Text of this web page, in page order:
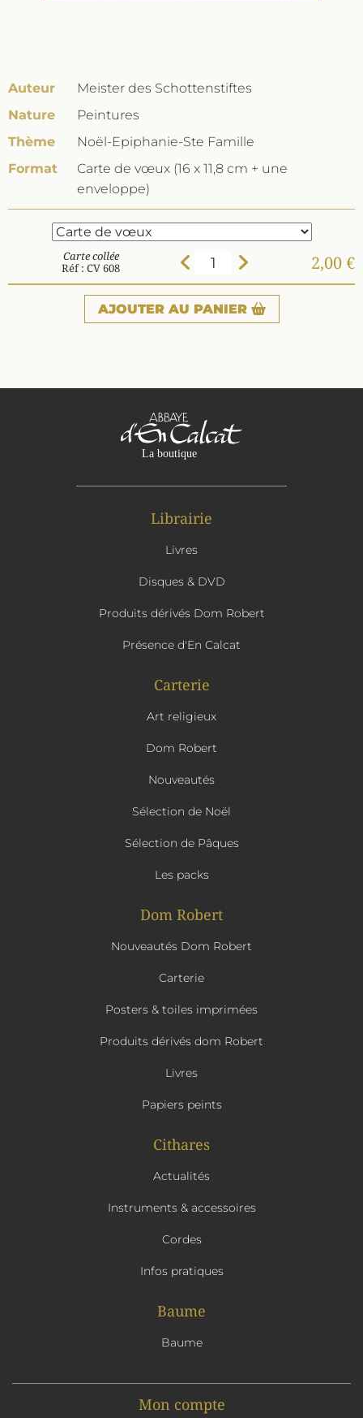
Auteur
Meister des Schottenstiftes
Nature
Peintures
Thème
Noël-Epiphanie-Ste Famille
Format
Carte de vœux (16 x 11,8 cm + une
enveloppe)
Carte collée
Réf : CV 608
2,00 €
AJOUTER AU PANIER
Librairie
Livres
Disques & DVD
Produits dérivés Dom Robert
Présence d'En Calcat
Carterie
Art religieux
Dom Robert
Nouveautés
Sélection de Noël
Sélection de Pâques
Les packs
Dom Robert
Nouveautés Dom Robert
Carterie
Posters & toiles imprimées
Produits dérivés dom Robert
Livres
Papiers peints
Cithares
Actualités
Instruments & accessoires
Cordes
Infos pratiques
Baume
Baume
Mon compte